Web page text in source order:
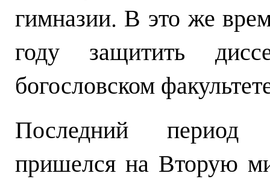
гимназии. В это же
году защитить
богословском
Последний период
пришелся на Вторую